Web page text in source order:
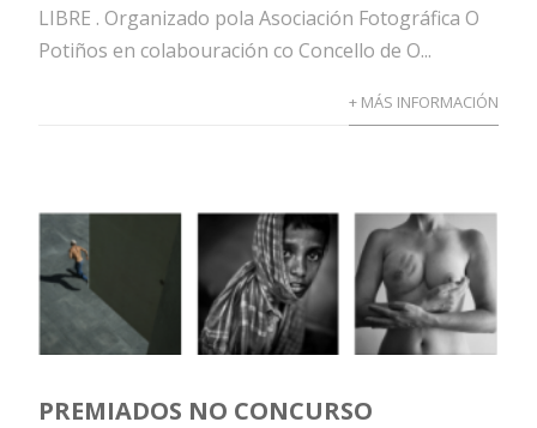
LIBRE . Organizado pola Asociación Fotográfica O
Potiños en colabouración co Concello de O...
+ MÁS INFORMACIÓN
PREMIADOS NO CONCURSO